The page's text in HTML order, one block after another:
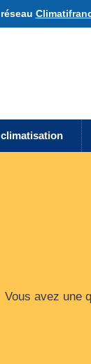
Vous avez une